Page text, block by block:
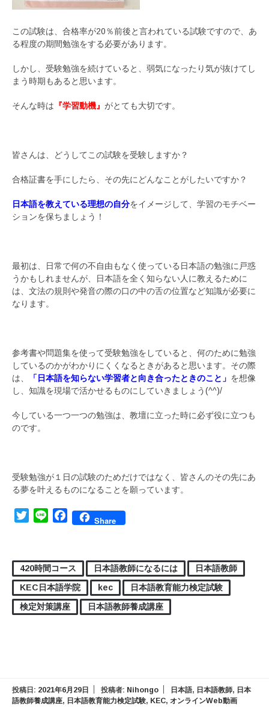
この試験は、合格率が20％前後と言われている試験ですので、あ
る程度の期間勉強をする必要があります。
しかし、受験勉強を続けていると、弱気になったり気が抜けてし
まう時期もあると思います。
そんな時は 『学習動機』 がとても大切です。
皆さんは、どうしてこの試験を受験しますか？
合格証書を手にしたら、その先にどんなことがしたいですか？
日本語を教えている理想の自分をイメージして、学習のモチベー
ションを保ちましょう！
最初は、日常で何の不自由もなく使っている日本語の勉強に戸惑
うかもしれませんが、日本語を全く知らない人に教えるために
は、文法の規則や発音の際の口の中の舌の位置など知識が必要に
なります。
参考書や問題集を使って受験勉強をしていると、何のために勉強
しているのかがわかりにくくなるときがあると思います。その際
は、
「日本語を知らない学習者と向き合ったときのこと」 を想像
し、知識を現場で活かせるものにしていきましょう(^^)/
今している一つ一つの勉強は、教壇に立った時に必ず役に立つも
のです。
受験勉強が１日の試験のためだけではなく、皆さんのその先にあ
る夢を叶えるものになることを願っています。
TwitterLine FacebookShare
420時間コース 日本語教師になるには
日本語教師
KEC日本語学院
kec
日本語教育能力検定試験
検定対策講座
日本語教師養成講座
投稿日: 2021年6月29日 投稿者: Nihongo 日本語, 日本語教師, 日本
語教師養成講座, 日本語教育能力検定試験, KEC, オンラインWeb動画